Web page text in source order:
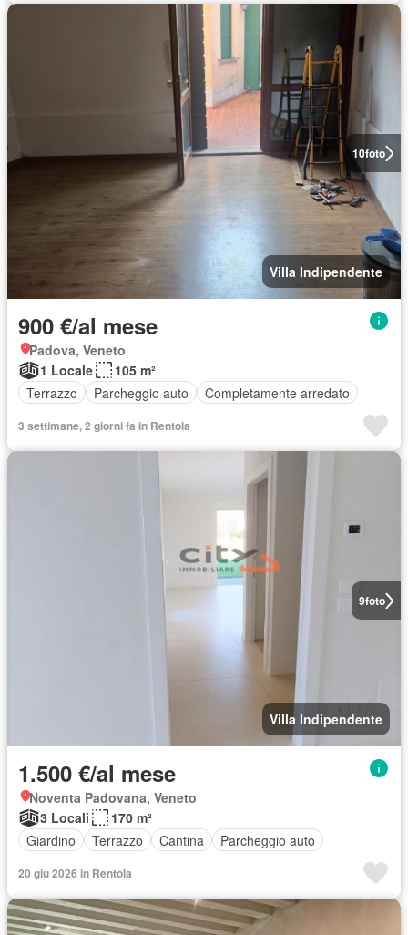
10foto
Villa Indipendente
900 €/al mese
Padova, Veneto
1 Locale
105 m²
Terrazzo
Parcheggio auto Completamente arredato
3 settimane, 2 giorni fa in Rentola
9foto
Villa Indipendente
1.500 €/al mese
Noventa Padovana, Veneto
3 Locali
170 m²
Giardino
Terrazzo Cantina Parcheggio auto
20 giu 2026 in Rentola